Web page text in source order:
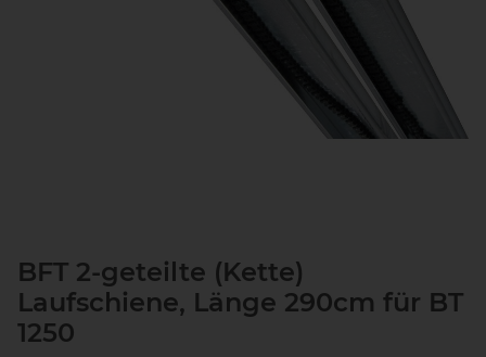
BFT 2-geteilte (Kette)
Laufschiene, Länge 290cm für BT
1250